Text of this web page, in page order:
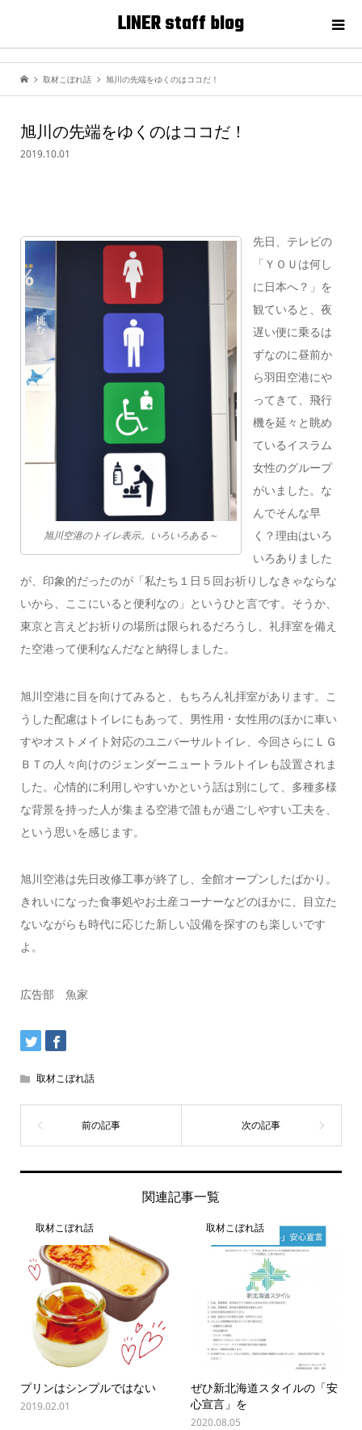
LINER staff blog
取材こぼれ話 旭川の先端をゆくのはココだ！
旭川の先端をゆくのはココだ！
2019.10.01
旭川空港のトイレ表示。いろいろある～
先日、テレビの
「ＹＯＵは何し
に日本へ？」を
観ていると、夜
遅い便に乗るは
ずなのに昼前か
ら羽田空港にや
ってきて、飛行
機を延々と眺め
ているイスラム
女性のグループ
がいました。な
んでそんな早
く？理由はいろ
いろありました
が、印象的だったのが「私たち１日５回お祈りしなきゃならな
いから、ここにいると便利なの」というひと言です。そうか、
東京と言えどお祈りの場所は限られるだろうし、礼拝室を備え
た空港って便利なんだなと納得しました。
旭川空港に目を向けてみると、もちろん礼拝室があります。こ
うした配慮はトイレにもあって、男性用・女性用のほかに車い
すやオストメイト対応のユニバーサルトイレ、今回さらにＬＧ
ＢＴの人々向けのジェンダーニュートラルトイレも設置されま
した。心情的に利用しやすいかという話は別にして、多種多様
な背景を持った人が集まる空港で誰もが過ごしやすい工夫を、
という思いを感じます。
旭川空港は先日改修工事が終了し、全館オープンしたばかり。
きれいになった食事処やお土産コーナーなどのほかに、目立た
ないながらも時代に応じた新しい設備を探すのも楽しいです
よ。
広告部 魚家
取材こぼれ話
関連記事一覧
取材こぼれ話
プリンはシンプルではない
2019.02.01
取材こぼれ話
ぜひ新北海道スタイルの「安
心宣言」を
2020.08.05